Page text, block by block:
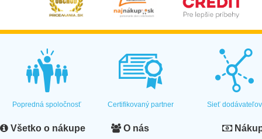
Popredná spoločnosť Certifikovaný partner Sieť dodávateľov
Všetko o nákupe O nás